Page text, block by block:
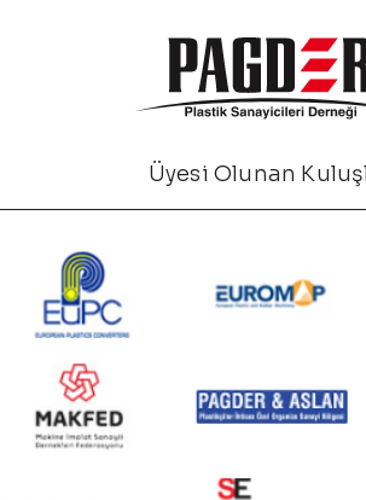
Üyesi Olunan